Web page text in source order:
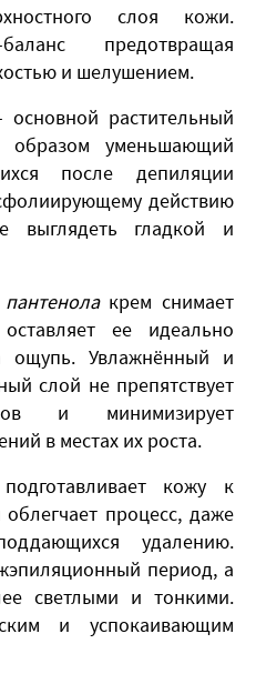
слоя кожи.
предотвращая
и шелушением.
основной растительный
образом уменьшающий
после депиляции
действию
выглядеть гладкой и
пантенолакрем снимает
ее идеально
ощупь. Увлажнённый и
слой не препятствует
и минимизирует
в местах их роста.
кожу к
процесс, даже
удалению.
период, а
светлыми и тонкими.
и успокаивающим